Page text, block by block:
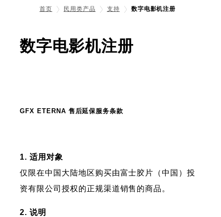
首页 民用类产品 支持 数字电影机注册
数字电影机注册
GFX ETERNA 售后延保服务条款
1. 适用对象
仅限在中国大陆地区购买由富士胶片（中国）投
资有限公司授权的正规渠道销售的商品。
2. 说明